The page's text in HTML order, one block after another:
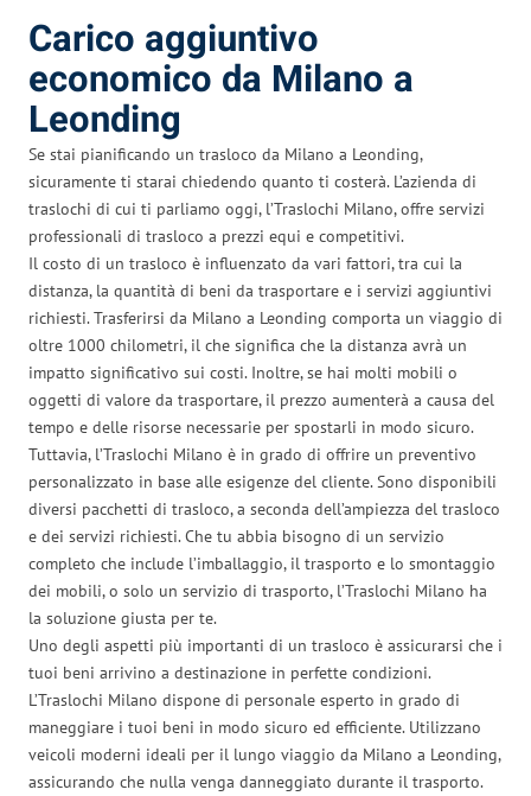
Carico aggiuntivo
economico da Milano a
Leonding
Se stai pianificando un trasloco da Milano a Leonding,
sicuramente ti starai chiedendo quanto ti costerà. L’azienda di
traslochi di cui ti parliamo oggi, l’Traslochi Milano, offre servizi
professionali di trasloco a prezzi equi e competitivi.
Il costo di un trasloco è influenzato da vari fattori, tra cui la
distanza, la quantità di beni da trasportare e i servizi aggiuntivi
richiesti. Trasferirsi da Milano a Leonding comporta un viaggio di
oltre 1000 chilometri, il che significa che la distanza avrà un
impatto significativo sui costi. Inoltre, se hai molti mobili o
oggetti di valore da trasportare, il prezzo aumenterà a causa del
tempo e delle risorse necessarie per spostarli in modo sicuro.
Tuttavia, l’Traslochi Milano è in grado di offrire un preventivo
personalizzato in base alle esigenze del cliente. Sono disponibili
diversi pacchetti di trasloco, a seconda dell’ampiezza del trasloco
e dei servizi richiesti. Che tu abbia bisogno di un servizio
completo che include l’imballaggio, il trasporto e lo smontaggio
dei mobili, o solo un servizio di trasporto, l’Traslochi Milano ha
la soluzione giusta per te.
Uno degli aspetti più importanti di un trasloco è assicurarsi che i
tuoi beni arrivino a destinazione in perfette condizioni.
L’Traslochi Milano dispone di personale esperto in grado di
maneggiare i tuoi beni in modo sicuro ed efficiente. Utilizzano
veicoli moderni ideali per il lungo viaggio da Milano a Leonding,
assicurando che nulla venga danneggiato durante il trasporto.